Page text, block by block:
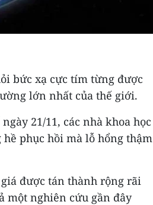
bức xạ cực tím từng được
lớn nhất của thế giới.
21/11, các nhà khoa học
phục hồi mà lỗ hổng thậm
được tán thành rộng rãi
một nghiên cứu gần đây